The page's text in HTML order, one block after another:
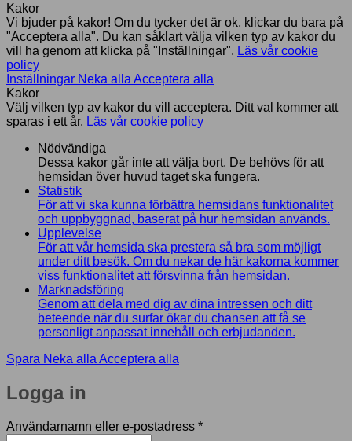
Kakor
Vi bjuder på kakor! Om du tycker det är ok, klickar du bara på
"Acceptera alla". Du kan såklart välja vilken typ av kakor du
vill ha genom att klicka på "Inställningar". Läs vår cookie
policy
Inställningar Neka alla Acceptera alla
Kakor
Välj vilken typ av kakor du vill acceptera. Ditt val kommer att
sparas i ett år. Läs vår cookie policy
Nödvändiga
Dessa kakor går inte att välja bort. De behövs för att
hemsidan över huvud taget ska fungera.
Statistik
För att vi ska kunna förbättra hemsidans funktionalitet
och uppbyggnad, baserat på hur hemsidan används.
Upplevelse
För att vår hemsida ska prestera så bra som möjligt
under ditt besök. Om du nekar de här kakorna kommer
viss funktionalitet att försvinna från hemsidan.
Marknadsföring
Genom att dela med dig av dina intressen och ditt
beteende när du surfar ökar du chansen att få se
personligt anpassat innehåll och erbjudanden.
Spara Neka alla Acceptera alla
Logga in
Användarnamn eller e-postadress *Obligatoriskt